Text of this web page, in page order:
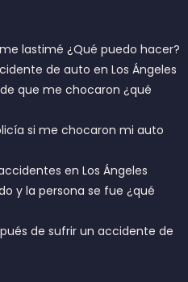
lastimé ¿Qué puedo hacer?
de auto en Los Ángeles
que me chocaron ¿qué
si me chocaron mi auto
en Los Ángeles
y la persona se fue ¿qué
de sufrir un accidente de